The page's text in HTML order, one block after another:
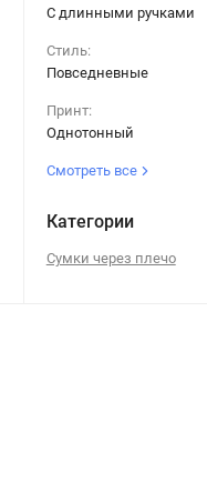
С длинными ручками
Стиль:
Повседневные
Принт:
Однотонный
Смотреть все
Категории
Сумки через плечо